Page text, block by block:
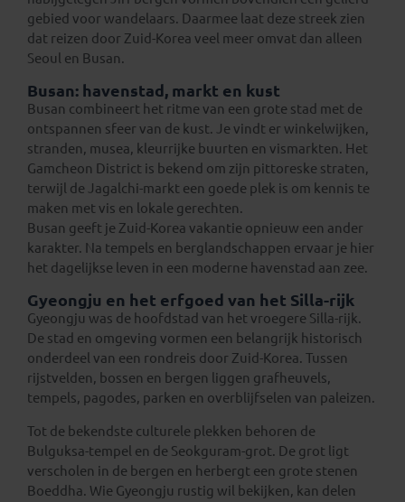
gebied voor wandelaars. Daarmee laat deze streek zien
dat reizen door Zuid-Korea veel meer omvat dan alleen
Seoul en Busan.
Busan: havenstad, markt en kust
Busan combineert het ritme van een grote stad met de
ontspannen sfeer van de kust. Je vindt er winkelwijken,
stranden, musea, kleurrijke buurten en vismarkten. Het
Gamcheon District is bekend om zijn pittoreske straten,
terwijl de Jagalchi-markt een goede plek is om kennis te
maken met vis en lokale gerechten.
Busan geeft je Zuid-Korea vakantie opnieuw een ander
karakter. Na tempels en berglandschappen ervaar je hier
het dagelijkse leven in een moderne havenstad aan zee.
Gyeongju en het erfgoed van het Silla-rijk
Gyeongju was de hoofdstad van het vroegere Silla-rijk.
De stad en omgeving vormen een belangrijk historisch
onderdeel van een rondreis door Zuid-Korea. Tussen
rijstvelden, bossen en bergen liggen grafheuvels,
tempels, pagodes, parken en overblijfselen van paleizen.
Tot de bekendste culturele plekken behoren de
Bulguksa-tempel en de Seokguram-grot. De grot ligt
verscholen in de bergen en herbergt een grote stenen
Boeddha. Wie Gyeongju rustig wil bekijken, kan delen